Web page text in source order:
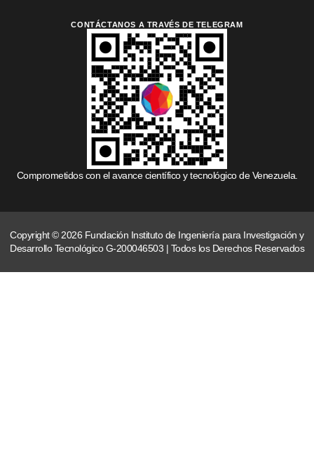
CONTÁCTANOS A TRAVÉS DE TELEGRAM
Comprometidos con el avance científico y tecnológico de Venezuela.
Copyright © 2026 Fundación Instituto de Ingeniería para Investigación y
Desarrollo Tecnológico G-200046503 | Todos los Derechos Reservados